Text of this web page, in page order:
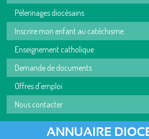
Pèlerinages diocésains
Inscrire mon enfant au catéchisme
Enseignement catholique
Demande de documents
Offres d'emploi
Nous contacter
ANNUAIRE